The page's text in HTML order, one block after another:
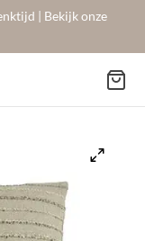
| Bekijk onze